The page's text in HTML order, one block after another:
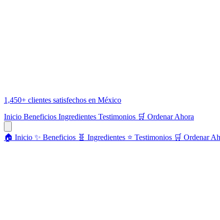
1,450+ clientes satisfechos en México
Inicio Beneficios Ingredientes Testimonios 🛒 Ordenar Ahora
🏠 Inicio ✨ Beneficios 🧬 Ingredientes ⭐ Testimonios 🛒 Ordenar